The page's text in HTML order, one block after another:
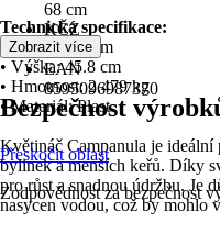
68 cm
KČZ
K3T8
EAN
8595096987370
Technická specifikace:
• Průměr: 70 cm
• Výška: 45.8 cm
• Hmotnost: 2.479 kg
• Materiál: Plast
Květináč Campanula je
bylinek a menších keřů. Díky
pro růst a snadnou údržbu. Je
nasycen vodou, což by mohlo
Zobrazit více
Bezpečnost
Přeskočit oblast
Zodpovědnost za bezpečnost